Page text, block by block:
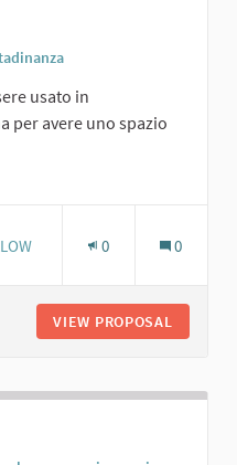
usato in
per avere uno spazio
0 0
VIEW PROPOSAL